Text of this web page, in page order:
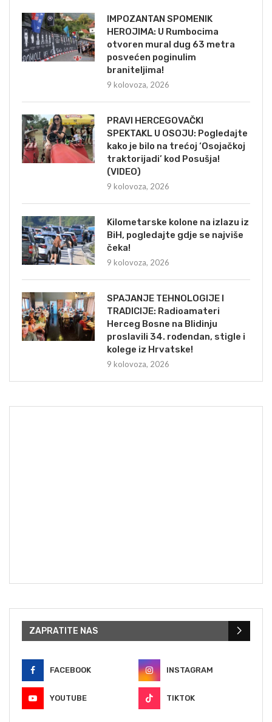
IMPOZANTAN SPOMENIK
HEROJIMA: U Rumbocima
otvoren mural dug 63 metra
posvećen poginulim
braniteljima!
9 kolovoza, 2026
PRAVI HERCEGOVAČKI
SPEKTAKL U OSOJU: Pogledajte
kako je bilo na trećoj ‘Osojačkoj
traktorijadi’ kod Posušja!
(VIDEO)
9 kolovoza, 2026
Kilometarske kolone na izlazu iz
BiH, pogledajte gdje se najviše
čeka!
9 kolovoza, 2026
SPAJANJE TEHNOLOGIJE I
TRADICIJE: Radioamateri
Herceg Bosne na Blidinju
proslavili 34. rođendan, stigle i
kolege iz Hrvatske!
9 kolovoza, 2026
ZAPRATITE NAS
FACEBOOK INSTAGRAM
YOUTUBE TIKTOK